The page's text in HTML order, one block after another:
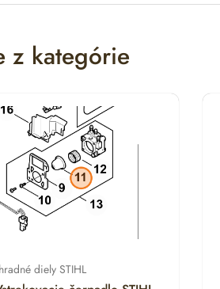
z kategórie
diely STIHL